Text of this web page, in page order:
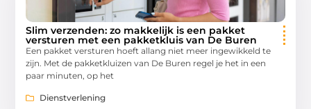
Slim verzenden: zo makkelijk is een pakket
versturen met een pakketkluis van De Buren
Een pakket versturen hoeft allang niet meer ingewikkeld te
zijn. Met de pakketkluizen van De Buren regel je het in een
paar minuten, op het
Dienstverlening